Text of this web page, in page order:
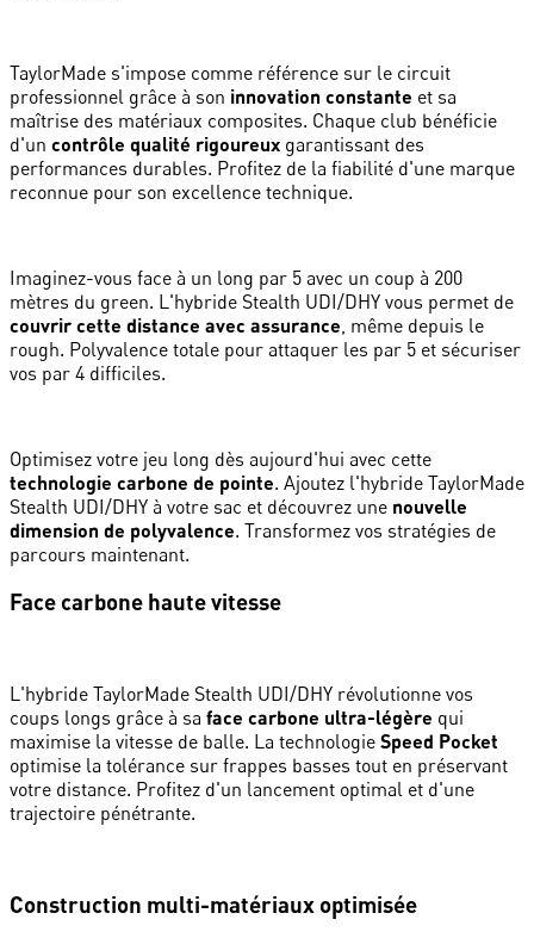
TaylorMade s'impose comme référence sur le circuit
professionnel grâce à son innovation constante et sa
maîtrise des matériaux composites. Chaque club bénéficie
d'un contrôle qualité rigoureux garantissant des
performances durables. Profitez de la fiabilité d'une marque
reconnue pour son excellence technique.
Imaginez-vous face à un long par 5 avec un coup à 200
mètres du green. L'hybride Stealth UDI/DHY vous permet de
couvrir cette distance avec assurance , même depuis le
rough. Polyvalence totale pour attaquer les par 5 et sécuriser
vos par 4 difficiles.
Optimisez votre jeu long dès aujourd'hui avec cette
technologie carbone de pointe. Ajoutez l'hybride TaylorMade
Stealth UDI/DHY à votre sac et découvrez une nouvelle
dimension de polyvalence. Transformez vos stratégies de
parcours maintenant.
Face carbone haute vitesse
L'hybride TaylorMade Stealth UDI/DHY révolutionne vos
coups longs grâce à sa face carbone ultra-légère qui
maximise la vitesse de balle. La technologie Speed Pocket
optimise la tolérance sur frappes basses tout en préservant
votre distance. Profitez d'un lancement optimal et d'une
trajectoire pénétrante.
Construction multi-matériaux optimisée